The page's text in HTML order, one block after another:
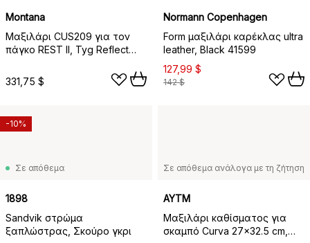
Montana
Μαξιλάρι CUS209 για τον
πάγκο REST II, Tyg Reflect
331,75 $
Normann Copenhagen
Form μαξιλάρι καρέκλας ultra
leather, Black 41599
127,99 $
142 $
Σε απόθεμα
1898
Sandvik στρώμα
ξαπλώστρας, Σκούρο γκρι
-10%
Σε απόθεμα ανάλογα με τη ζήτηση
AYTM
Μαξιλάρι καθίσματος για
σκαμπό Curva 27x32.5 cm,